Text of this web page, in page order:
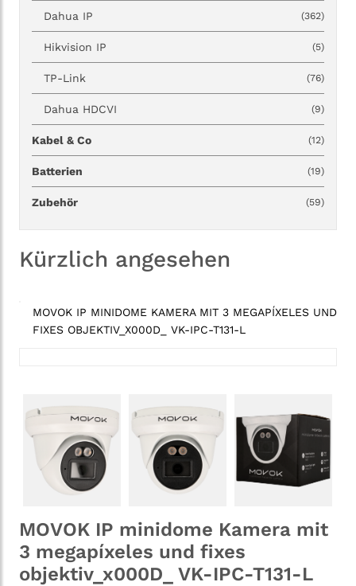
Dahua IP (362)
Hikvision IP (5)
TP-Link (76)
Dahua HDCVI (9)
Kabel & Co (12)
Batterien (19)
Zubehör (59)
Kürzlich angesehen
MOVOK IP MINIDOME KAMERA MIT 3 MEGAPÍXELES UND
FIXES OBJEKTIV_X000D_ VK-IPC-T131-L
MOVOK IP minidome Kamera mit
3 megapíxeles und fixes
objektiv_x000D_ VK-IPC-T131-L